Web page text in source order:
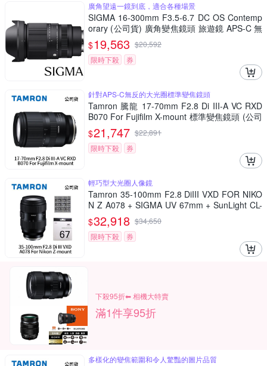
廣角望遠一鏡到底，適合各種場景
SIGMA 16-300mm F3.5-6.7 DC OS Contemp
orary (公司貨) 廣角變焦鏡頭 旅遊鏡 APS-C 無
反微單眼鏡頭
$19,563 $20,592
限時下殺
券
針對APS-C無反的大光圈標準變焦鏡頭
Tamron 騰龍 17-70mm F2.8 Di III-A VC RXD
B070 For Fujifilm X-mount 標準變焦鏡頭 (公司
貨)
$21,747 $22,891
限時下殺
券
輕巧型大光圈人像鏡
Tamron 35-100mm F2.8 DiIII VXD FOR NIKO
N Z A078 + SIGMA UV 67mm + SunLight CL-
50LN (公司貨)
$32,918 $34,650
限時下殺
券
下殺95折⬅︎ 相機大特賣
滿1件享95折
多樣化的變焦範圍和令人驚豔的圖片品質